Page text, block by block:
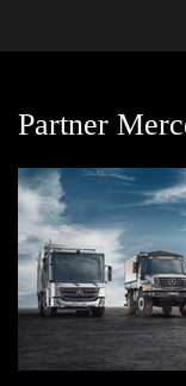
Partner